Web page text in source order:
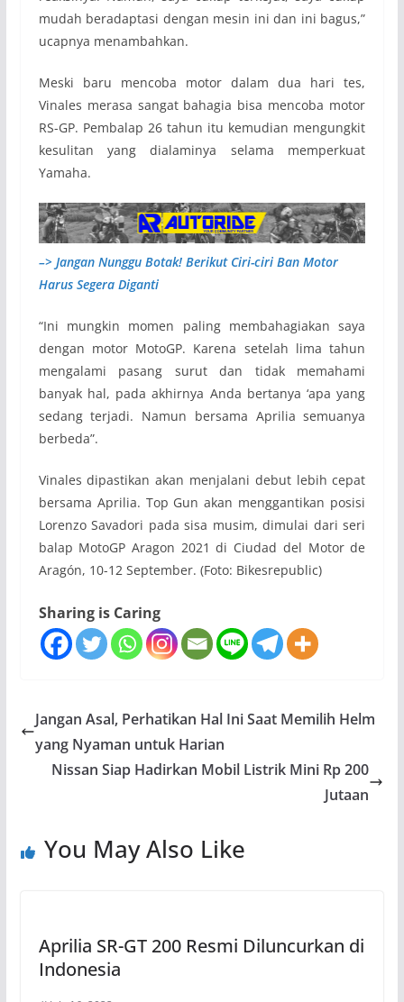
mudah beradaptasi dengan mesin ini dan ini bagus,”
ucapnya menambahkan.
Meski baru mencoba motor dalam dua hari tes,
Vinales merasa sangat bahagia bisa mencoba motor
RS-GP. Pembalap 26 tahun itu kemudian mengungkit
kesulitan yang dialaminya selama memperkuat
Yamaha.
–> Jangan Nunggu Botak! Berikut Ciri-ciri Ban Motor
Harus Segera Diganti
“Ini mungkin momen paling membahagiakan saya
dengan motor MotoGP. Karena setelah lima tahun
mengalami pasang surut dan tidak memahami
banyak hal, pada akhirnya Anda bertanya ‘apa yang
sedang terjadi. Namun bersama Aprilia semuanya
berbeda”.
Vinales dipastikan akan menjalani debut lebih cepat
bersama Aprilia. Top Gun akan menggantikan posisi
Lorenzo Savadori pada sisa musim, dimulai dari seri
balap MotoGP Aragon 2021 di Ciudad del Motor de
Aragón, 10-12 September. (Foto: Bikesrepublic)
Sharing is Caring
Jangan Asal, Perhatikan Hal Ini Saat Memilih Helm
yang Nyaman untuk Harian
Nissan Siap Hadirkan Mobil Listrik Mini Rp 200
Jutaan
You May Also Like
Aprilia SR-GT 200 Resmi Diluncurkan di
Indonesia